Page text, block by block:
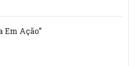
Em Ação”